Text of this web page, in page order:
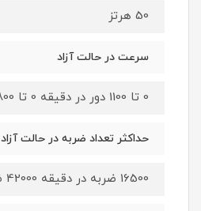
50 هرتز
سرعت در حالت آزاد
0 تا 1100 دور در دقیقه 0 تا 2800 دور در دقیقه
حداکثر تعداد ضربه در حالت آزاد
16500 ضربه در دقیقه 42000 ضربه در دقیقه